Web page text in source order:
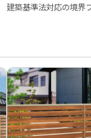
建築基準法対応の境界